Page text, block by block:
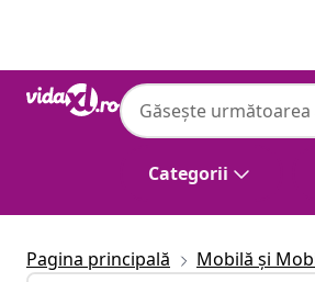
Categorii
Pagina principală Mobilă și